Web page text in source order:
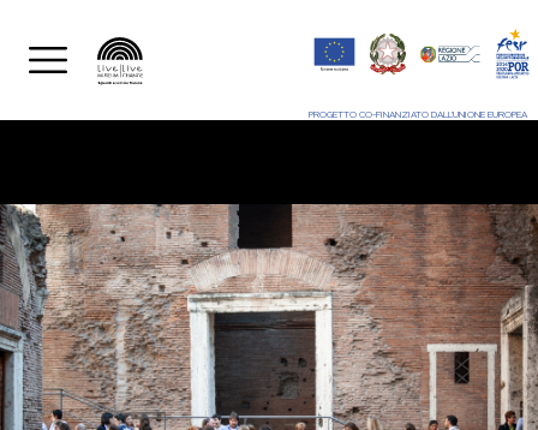
PROGETTO CO-FINANZIATO DALL'UNIONE EUROPEA